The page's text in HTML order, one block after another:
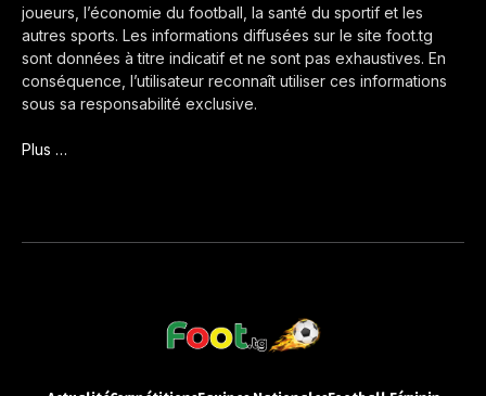
joueurs, l’économie du football, la santé du sportif et les
autres sports. Les informations diffusées sur le site foot.tg
sont données à titre indicatif et ne sont pas exhaustives. En
conséquence, l’utilisateur reconnaît utiliser ces informations
sous sa responsabilité exclusive.
Plus …